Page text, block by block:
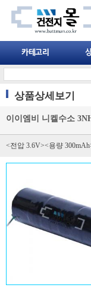
상품상세보기
이이엠비 니켈수소
<전압 3.6V><용량